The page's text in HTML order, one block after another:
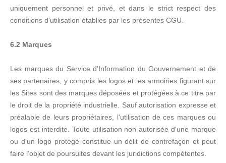
uniquement personnel et privé, et dans le strict respect des
conditions d'utilisation établies par les présentes CGU.
6.2 Marques
Les marques du Service d’Information du Gouvernement et de
ses partenaires, y compris les logos et les armoiries figurant sur
les Sites sont des marques déposées et protégées à ce titre par
le droit de la propriété industrielle. Sauf autorisation expresse et
préalable de leurs propriétaires, l'utilisation de ces marques ou
logos est interdite. Toute utilisation non autorisée d'une marque
ou d'un logo protégé constitue un délit de contrefaçon et peut
faire l’objet de poursuites devant les juridictions compétentes.